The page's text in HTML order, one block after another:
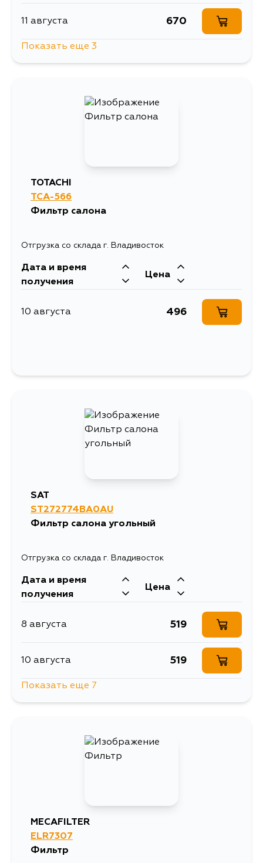
11 августа 670
Показать еще 3
TOTACHI
TCA-566
Фильтр салона
Отгрузка со склада г. Владивосток
Дата и время
получения
Цена
10 августа 496
SAT
ST272774BA0AU
Фильтр салона угольный
Отгрузка со склада г. Владивосток
Дата и время
получения
Цена
8 августа 519
10 августа 519
519
17 августа
Показать еще 7
MECAFILTER
ELR7307
Фильтр